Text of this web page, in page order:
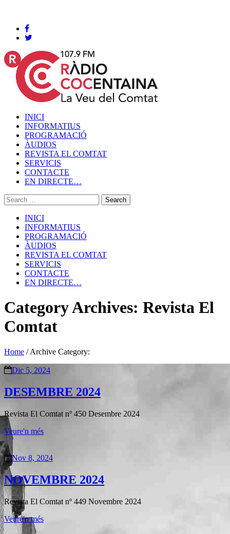
INICI
INFORMATIUS
PROGRAMACIÓ
ÀUDIOS
REVISTA EL COMTAT
SERVICIS
CONTACTE
EN DIRECTE…
INICI
INFORMATIUS
PROGRAMACIÓ
ÀUDIOS
REVISTA EL COMTAT
SERVICIS
CONTACTE
EN DIRECTE…
Category Archives: Revista El
Comtat
Home /Archive Category:
Dic 5, 2024
DESEMBRE 2024
Revista El Comtat nº 450 Desembre 2024
Veure'n més
Nov 8, 2024
NOVEMBRE 2024
Revista El Comtat nº 449 Novembre 2024
Veure'n més